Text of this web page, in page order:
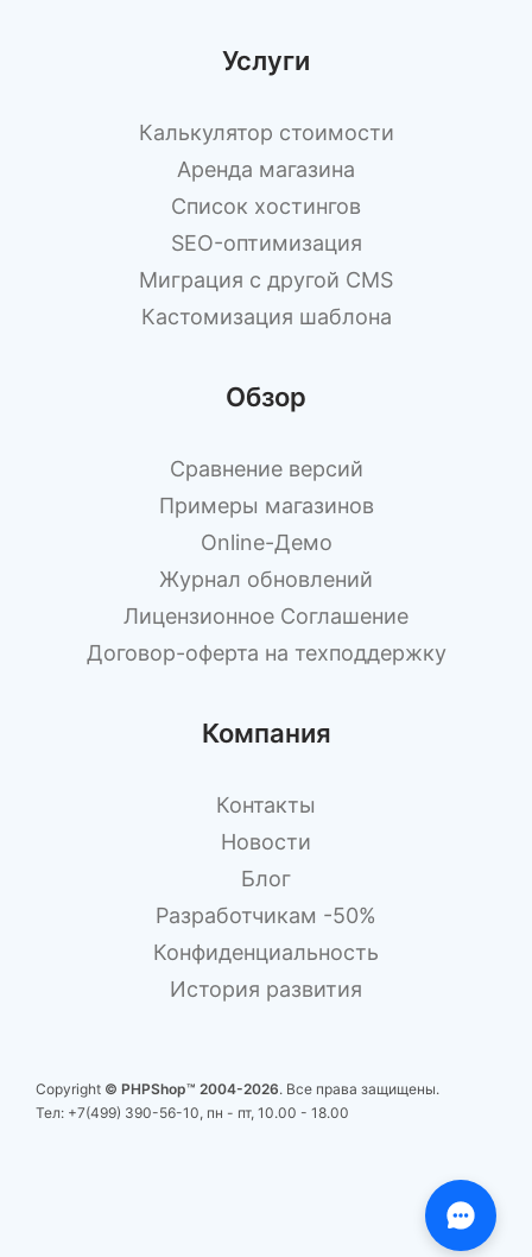
Услуги
Калькулятор стоимости
Аренда магазина
Список хостингов
SEO-оптимизация
Миграция с другой CMS
Кастомизация шаблона
Обзор
Сравнение версий
Примеры магазинов
Оnline-Демо
Журнал обновлений
Лицензионное Cоглашение
Договор-оферта на техподдержку
Компания
Контакты
Новости
Блог
Разработчикам -50%
Конфиденциальность
История развития
Copyright © PHPShop™ 2004-2026. Все права защищены.
Тел: +7(499) 390-56-10, пн - пт, 10.00 - 18.00